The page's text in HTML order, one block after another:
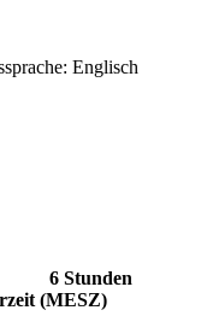
Englisch
6 Stunden
(MESZ)